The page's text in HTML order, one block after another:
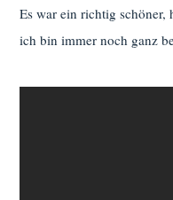
Es war ein richtig
ich bin immer noch ganz